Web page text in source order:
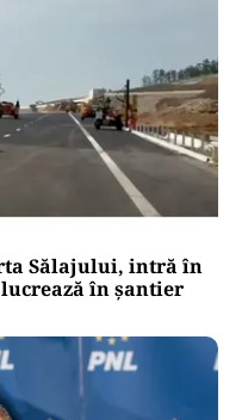
Sălajului, intră în
în șantier